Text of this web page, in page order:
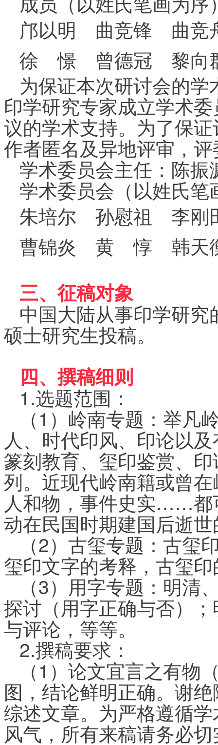
邝以明
曲竞锋
曲竞
徐
憬 曾德冠
黎向
为保证本次研讨会的
印学研究专家成立学术
议的学术支持。为了保
作者匿名及异地评审，
学术委员会主任：陈振
学术委员会（以姓氏笔
朱培尔
孙慰祖
李刚
曹锦炎
黄 惇
韩天
三、征稿对象
中国大陆从事印学研
硕士研究生投稿。
四、撰稿细则
1.选题范围：
（1）岭南专题：举凡
人、时代印风、印论以
篆刻教育、玺印鉴赏、
列。近现代岭南籍或曾
人和物，事件史实……都
动在民国时期建国后逝
（2）古玺专题：古玺
玺印文字的考释，古玺
（3）用字专题：明清
探讨（用字正确与否）
与评论，等等。
2.撰稿要求：
（1）论文宜言之有物
图，结论鲜明正确。谢
综述文章。为严格遵循
风气，所有来稿请务必